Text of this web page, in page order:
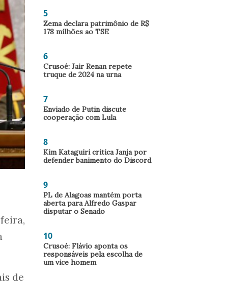
de
5
Zema declara patrimônio de R$
178 milhões ao TSE
6
Crusoé: Jair Renan repete
truque de 2024 na urna
7
Enviado de Putin discute
cooperação com Lula
8
Kim Kataguiri critica Janja por
defender banimento do Discord
9
PL de Alagoas mantém porta
aberta para Alfredo Gaspar
disputar o Senado
10
Crusoé: Flávio aponta os
responsáveis pela escolha de
um vice homem